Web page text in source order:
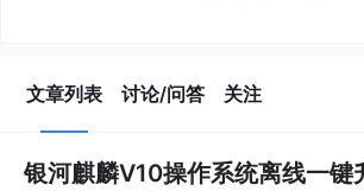
文章列表 讨论/问答 关注
银河麒麟V10操作系统离线一